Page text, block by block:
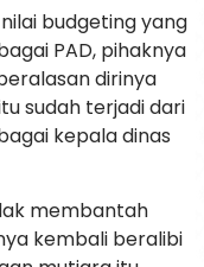
budgeting yang
PAD, pihaknya
dirinya
sudah terjadi dari
kepala dinas
membantah
kembali beralibi